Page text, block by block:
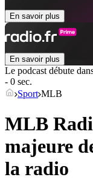
En savoir plus
En savoir plus
Le podcast débute
- 0 sec.
Sport MLB
MLB
majeure
la radio